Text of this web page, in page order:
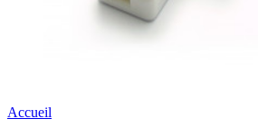
Accueil